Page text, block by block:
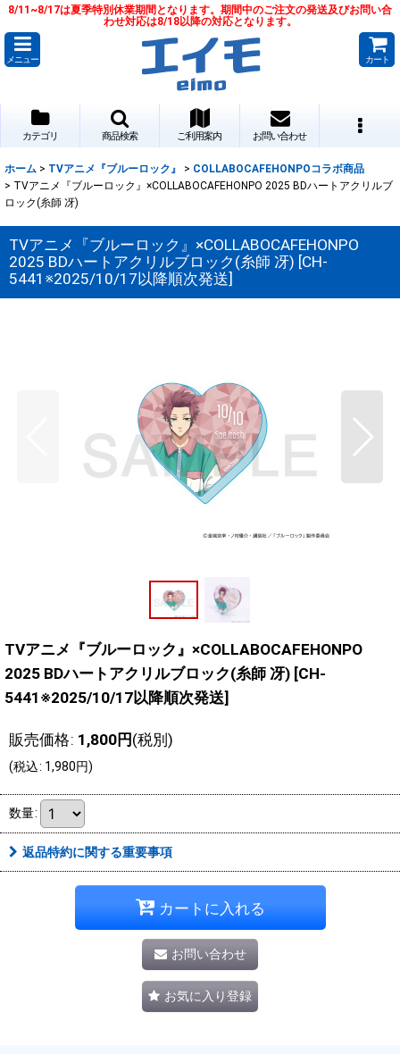
8/11~8/17は夏季特別休業期間となります。期間中のご注文の発送及びお問い合
わせ対応は8/18以降の対応となります。
メニュー カート
カテゴリ 商品検索 ご利用案内 お問い合わせ
ホーム > TVアニメ『ブルーロック』 > COLLABOCAFEHONPOコラボ商品
> TVアニメ『ブルーロック』×COLLABOCAFEHONPO 2025 BDハートアクリルブ
ロック(糸師 冴)
TVアニメ『ブルーロック』×COLLABOCAFEHONPO
2025 BDハートアクリルブロック(糸師 冴) [CH-
5441※2025/10/17以降順次発送]
TVアニメ『ブルーロック』×COLLABOCAFEHONPO
2025 BDハートアクリルブロック(糸師 冴) [CH-
5441※2025/10/17以降順次発送]
販売価格: 1,800円 (税別)
(税込: 1,980円)
数量:
返品特約に関する重要事項
カートに入れる
お問い合わせ
お気に入り登録